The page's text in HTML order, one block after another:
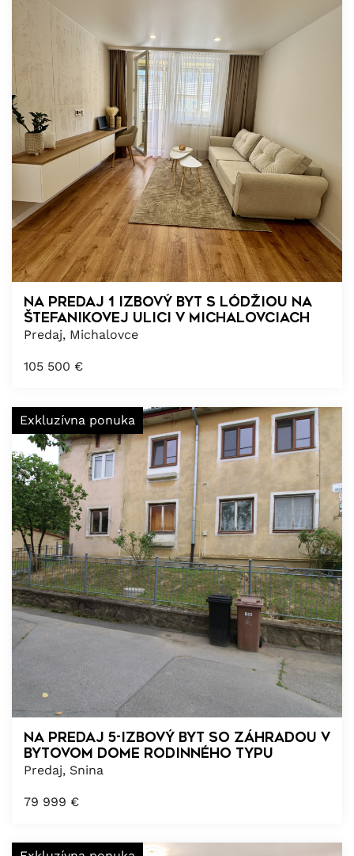
Na predaj 1 izbový byt s lódžiou na
Štefanikovej ulici v Michalovciach
Predaj, Michalovce
105 500 €
Exkluzívna ponuka
Na predaj 5-izbový byt so záhradou v
bytovom dome rodinného typu
Predaj, Snina
79 999 €